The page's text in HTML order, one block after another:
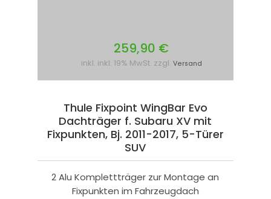
259,90 €
inkl. inkl. 19% MwSt. zzgl. Versand
Thule Fixpoint WingBar Evo
Dachträger f. Subaru XV mit
Fixpunkten, Bj. 2011-2017, 5-Türer
SUV
2 Alu Komplettträger zur Montage an
Fixpunkten im Fahrzeugdach